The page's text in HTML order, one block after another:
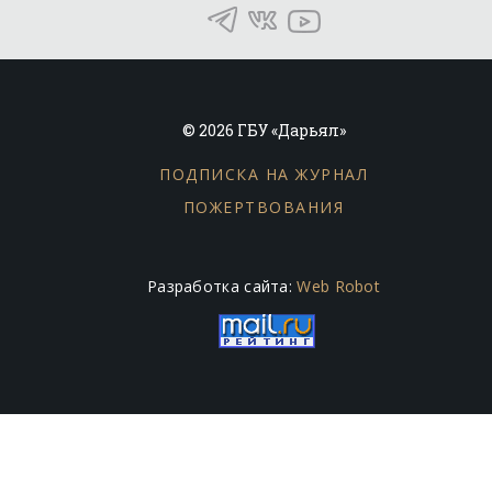
© 2026 ГБУ «Дарьял»
ПОДПИСКА НА ЖУРНАЛ
ПОЖЕРТВОВАНИЯ
Разработка сайта:Web Robot